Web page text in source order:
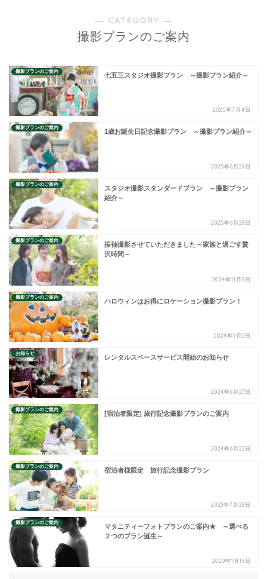
― CATEGORY ―
撮影プランのご案内
撮影プランのご案内
七五三スタジオ撮影プラン ～撮影プラン紹介～
2025年7月4日
撮影プランのご案内
1歳お誕生日記念撮影プラン ～撮影プラン紹介～
2025年6月29日
撮影プランのご案内
スタジオ撮影スタンダードプラン ～撮影プラン
紹介～
2025年6月28日
撮影プランのご案内
振袖撮影させていただきました～家族と過ごす贅
沢時間～
2024年11月9日
撮影プランのご案内
ハロウィンはお得にロケーション撮影プラン！
2024年9月2日
お知らせ
レンタルスペースサービス開始のお知らせ
2024年6月23日
撮影プランのご案内
[宿泊者限定] 旅行記念撮影プランのご案内
2024年6月22日
撮影プランのご案内
宿泊者様限定 旅行記念撮影プラン
2023年7月28日
撮影プランのご案内
マタニティーフォトプランのご案内★ ～選べる
２つのプラン誕生～
2020年1月19日